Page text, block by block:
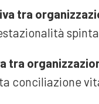
tra
tra
conciliazione